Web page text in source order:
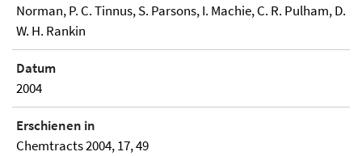
Norman, P. C. Tinnus, S. Parsons, I. Machie, C. R. Pulham, D.
W. H. Rankin
Datum
2004
Erschienen in
Chemtracts 2004, 17, 49